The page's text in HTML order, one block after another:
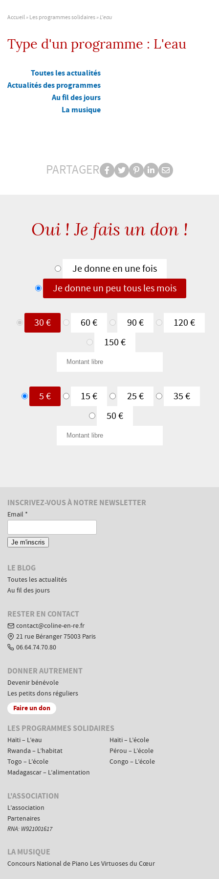
Accueil» Les programmes solidaires»L'eau
Type d'un programme : L'eau
Toutes les actualités
Actualités des programmes
Au fil des jours
La musique
PARTAGER
PARTAGER
Partager
sur
Partager
sur
Partager
sur
Partager
sur
Partager
Oui ! Je fais un don !
Je donne en une fois
Je donne un peu tous les mois
donne
30 € 60 € 90 €
120 €
150 €
donne
5 € 15 € 25 €
35 €
50 €
Informations
complémentaires
INSCRIVEZ-VOUS À NOTRE NEWSLETTER
Email *
LE BLOG
Toutes les actualités
Au fil des jours
RESTER EN CONTACT
contact@coline-en-re.fr
21 rue Béranger 75003 Paris
06.64.74.70.80
DONNER AUTREMENT
Devenir bénévole
Les petits dons réguliers
Faire un don
Menus
de
navigation
complémentaires
LES PROGRAMMES SOLIDAIRES
Haïti – L’eau
Haïti – L’école
Rwanda – L’habitat
Pérou – L’école
Togo – L’école
Congo – L’école
Madagascar – L’alimentation
L'ASSOCIATION
L’association
Partenaires
RNA: W921001617
LA MUSIQUE
Concours National de Piano Les Virtuoses du Cœur